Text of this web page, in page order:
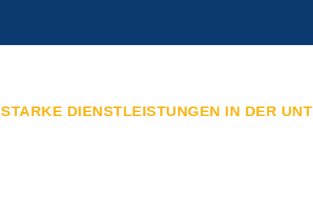
STARKE DIENSTLEISTUNGEN IN DER